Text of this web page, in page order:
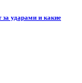
ударами и какие